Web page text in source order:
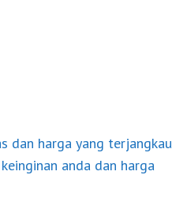
dan harga yang terjangkau
anda dan harga